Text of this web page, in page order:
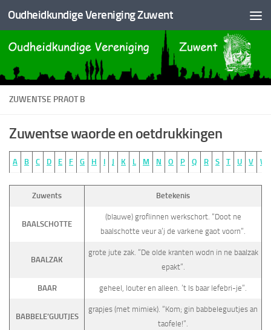
Doorgaan naar inhoud
Oudheidkundige Vereniging Zuwent
ZUWENTSE PRAOT B
Zuwentse waorde en oetdrukkingen
A B C D E F G H I J K L M N O P Q R S T U V W
Zuwents Betekenis
BAALSCHOTTE
(blauwe) groflinnen werkschort. “Doot ne
baalschotte veur a’j de varkene gaot voorn”.
BAALZAK
grote jute zak. “De olde kranten wodn in ne baalzak
epakt”.
BAAR geheel, louter en alleen. ’t Is baar lefebri-je”.
BABBELE’GUUTJES
grapjes (met mimiek). “Kom; gin babbeleguutjes an
taofele!”.